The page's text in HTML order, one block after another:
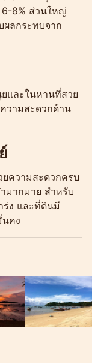
6-8% ส่วนใหญ่
ผลกระทบจาก
และในหานที่สวย
วามสะดวกด้าน
ความสะดวกครบ
มากมาย สำหรับ
ร่ง และที่ดินมี
นคง